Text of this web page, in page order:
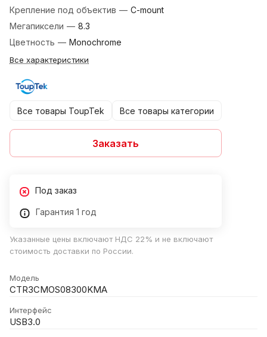
Крепление под объектив — C-mount
Мегапиксели — 8.3
Цветность — Monochrome
Все характеристики
Все товары ToupTek Все товары категории
Заказать
Под заказ
Гарантия 1 год
Указанные цены включают НДС 22% и не включают
стоимость доставки по России.
Модель
CTR3CMOS08300KMA
Интерфейс
USB3.0